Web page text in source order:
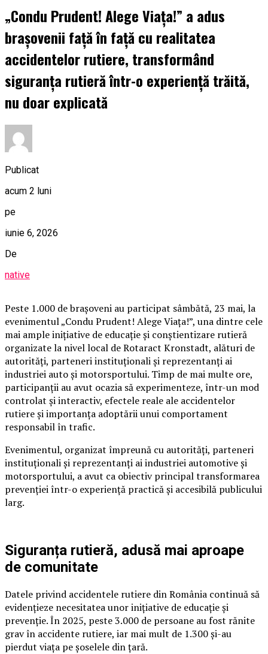
„Condu Prudent! Alege Viața!” a adus
brașovenii față în față cu realitatea
accidentelor rutiere, transformând
siguranța rutieră într-o experiență trăită,
nu doar explicată
Publicat
acum 2 luni
pe
iunie 6, 2026
De
native
Peste 1.000 de brașoveni au participat sâmbătă, 23 mai, la
evenimentul „Condu Prudent! Alege Viața!”, una dintre cele
mai ample inițiative de educație și conștientizare rutieră
organizate la nivel local de Rotaract Kronstadt, alături de
autorități, parteneri instituționali și reprezentanți ai
industriei auto și motorsportului. Timp de mai multe ore,
participanții au avut ocazia să experimenteze, într-un mod
controlat și interactiv, efectele reale ale accidentelor
rutiere și importanța adoptării unui comportament
responsabil în trafic.
Evenimentul, organizat împreună cu autorități, parteneri
instituționali și reprezentanți ai industriei automotive și
motorsportului, a avut ca obiectiv principal transformarea
prevenției într-o experiență practică și accesibilă publicului
larg.
Siguranța rutieră, adusă mai aproape
de comunitate
Datele privind accidentele rutiere din România continuă să
evidențieze necesitatea unor inițiative de educație și
prevenție. În 2025, peste 3.000 de persoane au fost rănite
grav în accidente rutiere, iar mai mult de 1.300 și-au
pierdut viața pe șoselele din țară.